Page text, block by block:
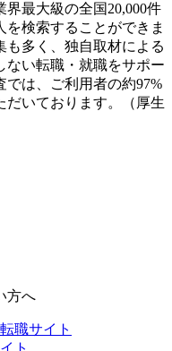
最大級の全国20,000件
検索することができま
も多く、独自取材による
ない転職・就職をサポー
では、ご利用者の約97%
だいております。（厚生
方へ
職サイト